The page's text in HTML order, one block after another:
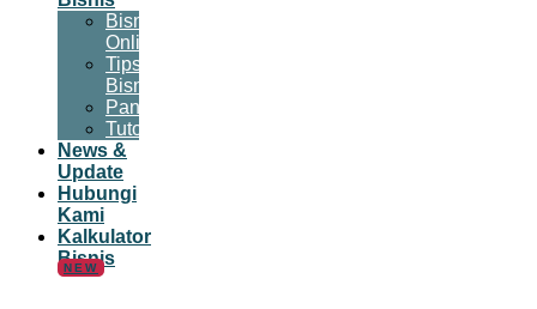
Bisnis
Online
Tips
Bisnis
Panduan
Tutorial
News &
Update
Hubungi
Kami
Kalkulator
Bisnis
NEW